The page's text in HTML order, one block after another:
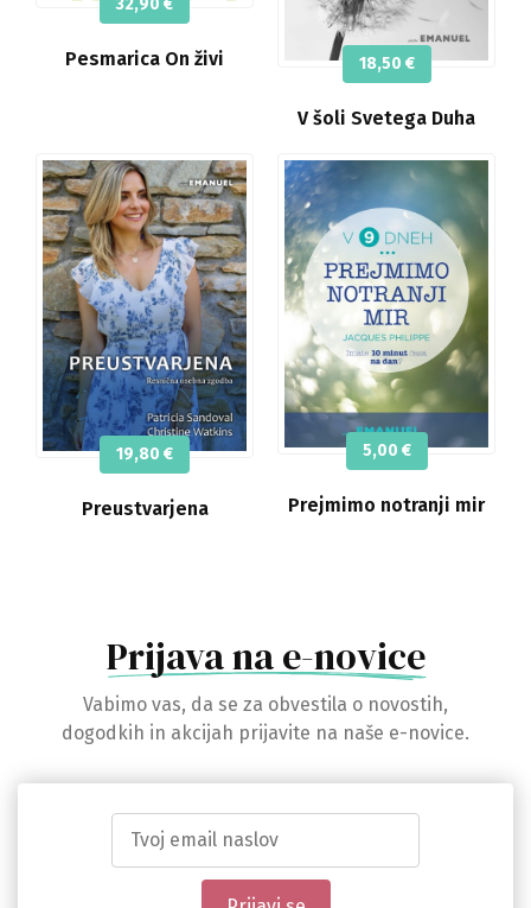
Pesmarica On živi
32,90 €
V šoli Svetega Duha
18,50 €
Preustvarjena
19,80 €
Prejmimo notranji mir
5,00 €
Prijava na e-novice
Vabimo vas, da se za obvestila o novostih,
dogodkih in akcijah prijavite na naše e-novice.